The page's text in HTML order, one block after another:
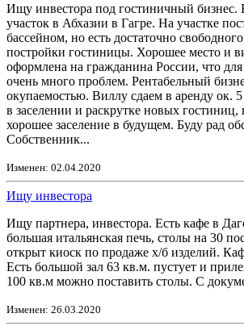
Ищу инвестора под гостиничный бизнес.
участок в Абхазии в Гагре. На участке
бассейном, но есть достаточно
постройки гостиницы. Хорошее место и
оформлена на гражданина России, что
очень много проблем. Рентабельный
окупаемостью. Виллу сдаем в аренду ок.
в заселении и раскрутке новых гостиниц,
хорошее заселение в будущем. Буду рад
Собственник...
Изменен: 02.04.2020
Ищу инвестора
Ищу партнера, инвестора. Есть кафе в
большая итальянская печь, столы на 30
открыт киоск по продаже х/б изделий.
Есть большой зал 63 кв.м. пустует и
100 кв.м можно поставить столы. С
Изменен: 26.03.2020